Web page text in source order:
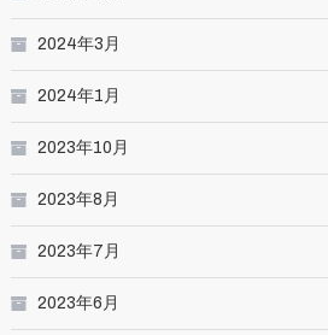
2024年3月
2024年1月
2023年10月
2023年8月
2023年7月
2023年6月